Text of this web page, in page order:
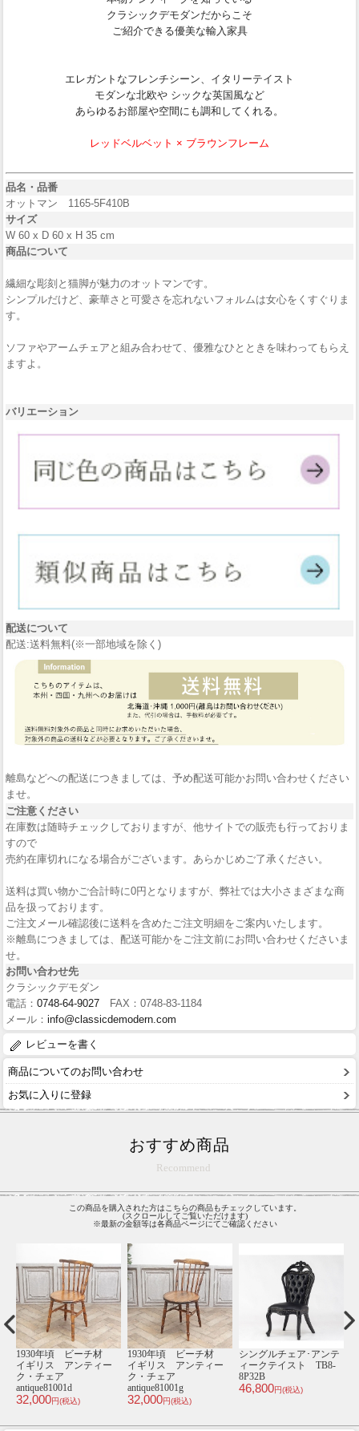
クラシックデモダンだからこそ
ご紹介できる優美な輸入家具
エレガントなフレンチシーン、イタリーテイスト
モダンな北欧や シックな英国風など
あらゆるお部屋や空間にも調和してくれる。
レッドベルベット × ブラウンフレーム
品名・品番
オットマン 1165-5F410B
サイズ
W 60 x D 60 x H 35 cm
商品について
繊細な彫刻と猫脚が魅力のオットマンです。
シンプルだけど、豪華さと可愛さを忘れないフォルムは女心をくすぐりま
す。
ソファやアームチェアと組み合わせて、優雅なひとときを味わってもらえ
ますよ。
バリエーション
配送について
配送:送料無料(※一部地域を除く)
離島などへの配送につきましては、予め配送可能かお問い合わせください
ませ。
ご注意ください
在庫数は随時チェックしておりますが、他サイトでの販売も行っておりま
すので
売約在庫切れになる場合がございます。あらかじめご了承ください。
送料は買い物かご合計時に0円となりますが、弊社では大小さまざまな商
品を扱っております。
ご注文メール確認後に送料を含めたご注文明細をご案内いたします。
※離島につきましては、配送可能かをご注文前にお問い合わせくださいま
せ。
お問い合わせ先
クラシックデモダン
電話： 0748-64-9027 FAX：0748-83-1184
メール： info@classicdemodern.com
レビューを書く
商品についてのお問い合わせ
お気に入りに登録
おすすめ商品
Recommend
この商品を購入された方はこちらの商品もチェックしています。
(スクロールしてご覧いただけます)
※最新の金額等は各商品ページにてご確認ください
1930年頃 ビーチ材
イギリス アンティー
ク・チェア
antique81001d
32,000円(税込)
1930年頃 ビーチ材
イギリス アンティー
ク・チェア
antique81001g
32,000円(税込)
シングルチェア･アンテ
ィークテイスト TB8-
8P32B
46,800円(税込)
1人